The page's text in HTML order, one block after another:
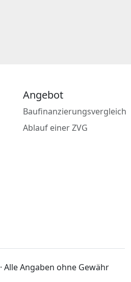
Angebot
Baufinanzierungsvergleich
Ablauf einer ZVG
· Alle Angaben ohne Gewähr